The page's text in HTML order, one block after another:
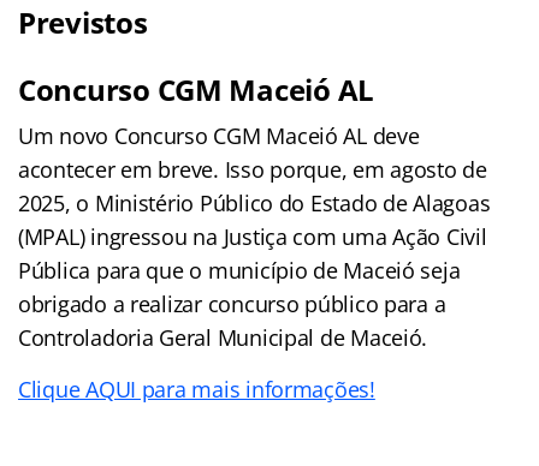
Previstos
Concurso CGM Maceió AL
Um novo Concurso CGM Maceió AL deve
acontecer em breve. Isso porque, em agosto de
2025, o Ministério Público do Estado de Alagoas
(MPAL) ingressou na Justiça com uma Ação Civil
Pública para que o município de Maceió seja
obrigado a realizar concurso público para a
Controladoria Geral Municipal de Maceió.
Clique AQUI para mais informações!